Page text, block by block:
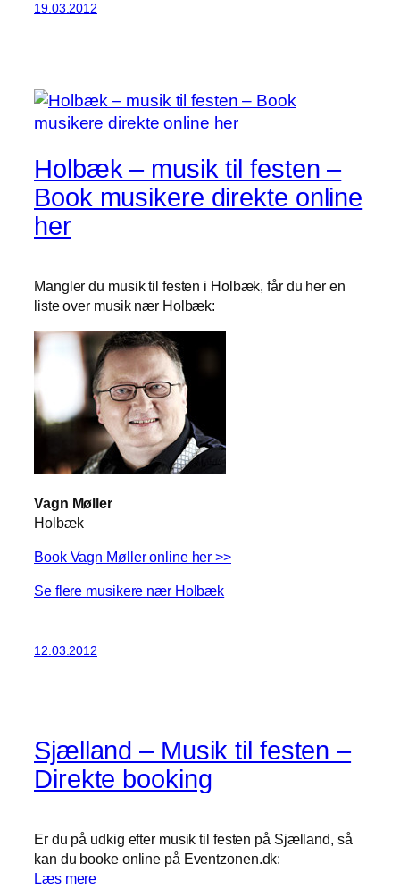
19.03.2012
Holbæk – musik til festen –
Book musikere direkte online
her
Mangler du musik til festen i Holbæk, får du her en
liste over musik nær Holbæk:
Vagn Møller
Holbæk
Book Vagn Møller online her >>
Se flere musikere nær Holbæk
12.03.2012
Sjælland – Musik til festen –
Direkte booking
Er du på udkig efter musik til festen på Sjælland, så
kan du booke online på Eventzonen.dk:
Læs mere